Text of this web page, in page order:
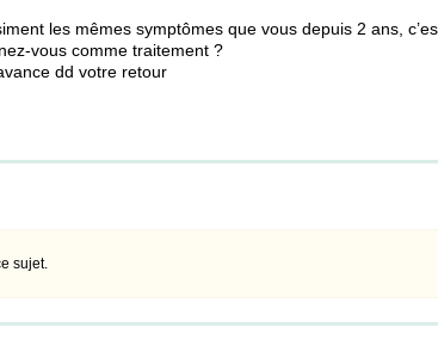
les mêmes symptômes que vous depuis 2 ans,
vous comme traitement ?
dd votre retour
sujet.